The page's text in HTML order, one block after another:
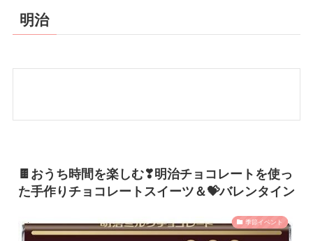
明治
🍫おうち時間を楽しむ❣明治チョコレートを使っ
た手作りチョコレートスイーツ＆💝バレンタイン
季節イベント